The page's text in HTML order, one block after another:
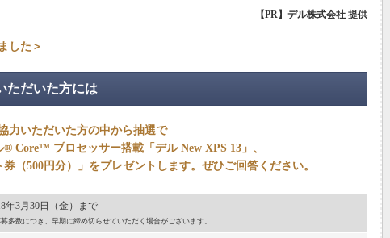
【PR】デル株式会社 提供
した＞
ただいた方には
力いただいた方の中から抽選で
Core™ プロセッサー搭載「デル New XPS 13」、
（500円分）」をプレゼントします。ぜひご回答ください。
年3月30日（金）まで
多数につき、早期に締め切らせていただく場合がございます。